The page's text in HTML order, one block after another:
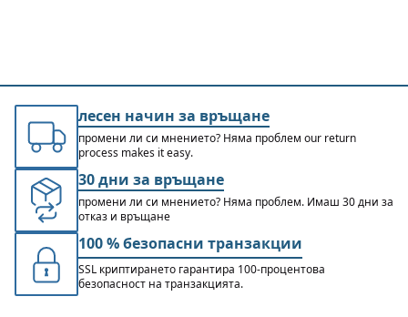
лесен начин за връщане
промени ли си мнението? Няма проблем our return
process makes it easy.
30 дни за връщане
промени ли си мнението? Няма проблем. Имаш 30 дни за
отказ и връщане
100 % безопасни транзакции
SSL криптирането гарантира 100-процентова
безопасност на транзакцията.